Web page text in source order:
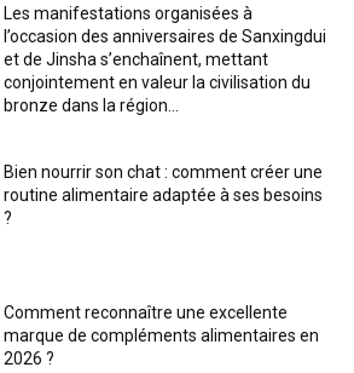
Les manifestations organisées à
l’occasion des anniversaires de Sanxingdui
et de Jinsha s’enchaînent, mettant
conjointement en valeur la civilisation du
bronze dans la région...
Bien nourrir son chat : comment créer une
routine alimentaire adaptée à ses besoins
?
Comment reconnaître une excellente
marque de compléments alimentaires en
2026 ?